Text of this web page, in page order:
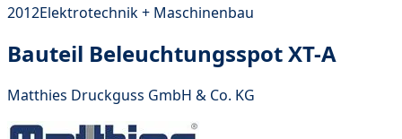
2012Elektrotechnik + Maschinenbau
Bauteil Beleuchtungsspot XT-A
Matthies Druckguss GmbH & Co. KG